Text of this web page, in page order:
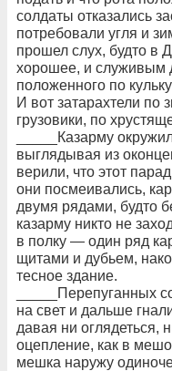
солдаты отказались
потребовали угля и
прошел слух, будто в
хорошее, и служивым
положенного по
И вот затарахтели по
грузовики, по
_____Казарму
выглядывая из
верили, что этот
они посмеивались,
двумя рядами, будто
казарму никто не
в полку — один ряд
щитами и дубьем,
тесное здание.
_____Перепуганных
на свет и дальше
давая ни оглядеться,
оцепление, как в
мешка наружу